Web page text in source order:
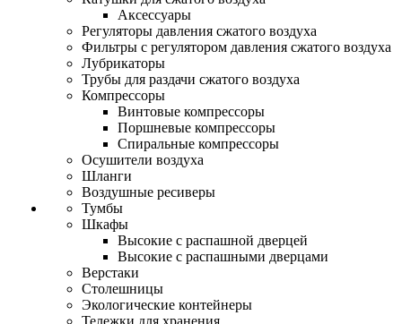
Аксессуары
Регуляторы давления сжатого воздуха
Фильтры с регулятором давления сжатого воздуха
Лубрикаторы
Трубы для раздачи сжатого воздуха
Компрессоры
Винтовые компрессоры
Поршневые компрессоры
Спиральные компрессоры
Осушители воздуха
Шланги
Воздушные ресиверы
Тумбы
Шкафы
Высокие с распашной дверцей
Высокие с распашными дверцами
Верстаки
Столешницы
Экологические контейнеры